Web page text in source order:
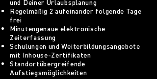
und Deiner Urlaubsplanung
Regelmäßig 2 aufeinander folgende Tage
frei
Minutengenaue elektronische
Zeiterfassung
Schulungen und Weiterbildungsangebote
mit Inhouse-Zertifikaten
Standortübergreifende
Aufstiegsmöglichkeiten